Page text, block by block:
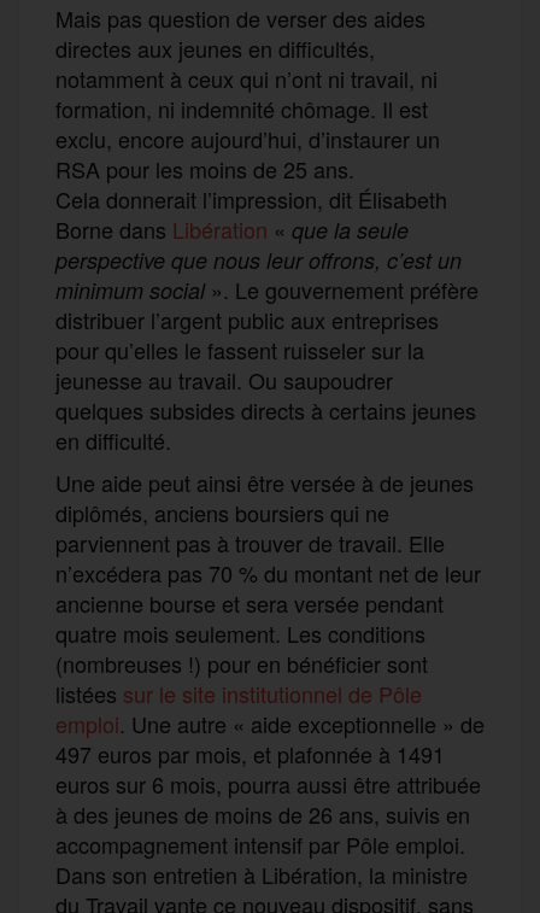
Mais pas question de verser des aides
directes aux jeunes en difficultés,
notamment à ceux qui n’ont ni travail, ni
formation, ni indemnité chômage. Il est
exclu, encore aujourd’hui, d’instaurer un
RSA pour les moins de 25 ans.
Cela donnerait l’impression, dit Élisabeth
Borne dans Libération « que la seule
perspective que nous leur offrons, c’est un
minimum social». Le gouvernement préfère
distribuer l’argent public aux entreprises
pour qu’elles le fassent ruisseler sur la
jeunesse au travail. Ou saupoudrer
quelques subsides directs à certains jeunes
en difficulté.
Une aide peut ainsi être versée à de jeunes
diplômés, anciens boursiers qui ne
parviennent pas à trouver de travail. Elle
n’excédera pas 70 % du montant net de leur
ancienne bourse et sera versée pendant
quatre mois seulement. Les conditions
(nombreuses !) pour en bénéficier sont
listées sur le site institutionnel de Pôle
emploi. Une autre « aide exceptionnelle » de
497 euros par mois, et plafonnée à 1491
euros sur 6 mois, pourra aussi être attribuée
à des jeunes de moins de 26 ans, suivis en
accompagnement intensif par Pôle emploi.
Dans son entretien à Libération, la ministre
du Travail vante ce nouveau dispositif, sans